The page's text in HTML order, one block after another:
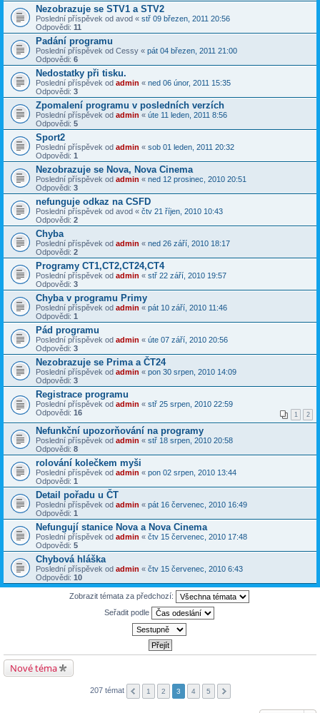
Nezobrazuje se STV1 a STV2
Poslední příspěvek od avod « stř 09 březen, 2011 20:56
Odpovědi: 11
Padání programu
Poslední příspěvek od Cessy « pát 04 březen, 2011 21:00
Odpovědi: 6
Nedostatky při tisku.
Poslední příspěvek od admin « ned 06 únor, 2011 15:35
Odpovědi: 3
Zpomalení programu v posledních verzích
Poslední příspěvek od admin « úte 11 leden, 2011 8:56
Odpovědi: 5
Sport2
Poslední příspěvek od admin « sob 01 leden, 2011 20:32
Odpovědi: 1
Nezobrazuje se Nova, Nova Cinema
Poslední příspěvek od admin « ned 12 prosinec, 2010 20:51
Odpovědi: 3
nefunguje odkaz na CSFD
Poslední příspěvek od avod « čtv 21 říjen, 2010 10:43
Odpovědi: 2
Chyba
Poslední příspěvek od admin « ned 26 září, 2010 18:17
Odpovědi: 2
Programy CT1,CT2,CT24,CT4
Poslední příspěvek od admin « stř 22 září, 2010 19:57
Odpovědi: 3
Chyba v programu Primy
Poslední příspěvek od admin « pát 10 září, 2010 11:46
Odpovědi: 1
Pád programu
Poslední příspěvek od admin « úte 07 září, 2010 20:56
Odpovědi: 3
Nezobrazuje se Prima a ČT24
Poslední příspěvek od admin « pon 30 srpen, 2010 14:09
Odpovědi: 3
Registrace programu
Poslední příspěvek od admin « stř 25 srpen, 2010 22:59
Odpovědi: 16 1 2
Nefunkční upozorňování na programy
Poslední příspěvek od admin « stř 18 srpen, 2010 20:58
Odpovědi: 8
rolování kolečkem myši
Poslední příspěvek od admin « pon 02 srpen, 2010 13:44
Odpovědi: 1
Detail pořadu u ČT
Poslední příspěvek od admin « pát 16 červenec, 2010 16:49
Odpovědi: 1
Nefungují stanice Nova a Nova Cinema
Poslední příspěvek od admin « čtv 15 červenec, 2010 17:48
Odpovědi: 5
Chybová hláška
Poslední příspěvek od admin « čtv 15 červenec, 2010 6:43
Odpovědi: 10
Zobrazit témata za předchozí:
Seřadit podle
Nové téma
207 témat 1 2 3 4 5